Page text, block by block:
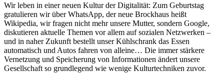
Wir leben in einer neuen Kultur der Digitalität: Zum Geburtstag
gratulieren wir über WhatsApp, der neue Brockhaus heißt
Wikipedia, wir fragen nicht mehr unsere Mutter, sondern Google,
diskutieren aktuelle Themen vor allem auf sozialen Netzwerken –
und in naher Zukunft bestellt unser Kühlschrank das Essen
automatisch und Autos fahren von alleine… Die immer stärkere
Vernetzung und Speicherung von Informationen ändert unsere
Gesellschaft so grundlegend wie wenige Kulturtechniken zuvor.